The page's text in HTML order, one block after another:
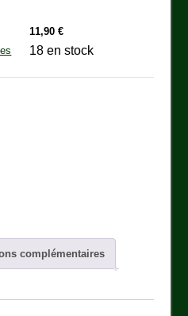
11,90€
18 en stock
complémentaires